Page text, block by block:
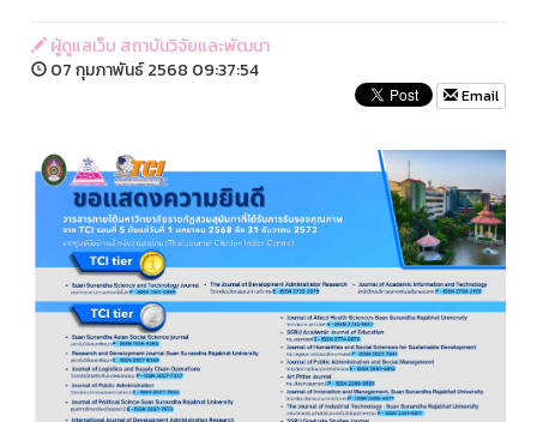
ผู้ดูแลเว็บ สถาบันวิจัยและพัฒนา
07 กุมภาพันธ์ 2568 09:37:54
Email